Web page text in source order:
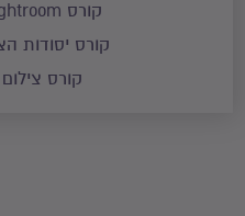
קורס Lightroom לצלמים
קורס יסודות
קורס